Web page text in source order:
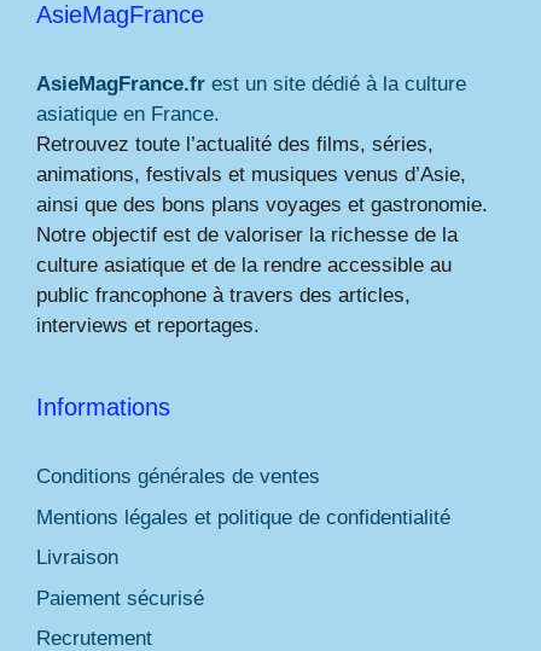
AsieMagFrance
AsieMagFrance.fr est un site dédié à la culture
asiatique en France.
Retrouvez toute l’actualité des films, séries,
animations, festivals et musiques venus d’Asie,
ainsi que des bons plans voyages et gastronomie.
Notre objectif est de valoriser la richesse de la
culture asiatique et de la rendre accessible au
public francophone à travers des articles,
interviews et reportages.
Informations
Conditions générales de ventes
Mentions légales et politique de confidentialité
Livraison
Paiement sécurisé
Recrutement